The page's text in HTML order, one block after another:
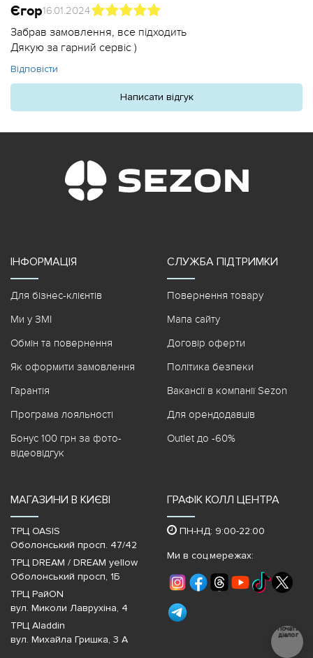
Єгор16.01.2024
Забрав замовлення, все підходить
Дякую за гарний сервіс )
Відповісти
Написати відгук
ІНФОРМАЦІЯ
Для бізнес-клієнтів
Ми у ЗМІ
Обмін та повернення
Як оформити замовлення
Гарантія
Програма лояльності
Бонус 100 грн за фото-
відеовідгук
СЛУЖБА ПІДТРИМКИ
Повернення товару
Мапа сайту
Договір оферти
Політика безпеки
Вакансії в компанії Sezon
Для орендодавців
Outlet до -60%
МАГАЗИНИ В КИЄВІ
ТРЦ OASIS
Оболонський просп. 47/42
ТРЦ DREAM / DREAM yellow
Оболонський просп, 1Б
ТРЦ РайON
вул. Миколи Лаврухіна, 4
ТРЦ Aladdin
вул. Михайла Гришка, 3 А
ГРАФІК КОЛЛ ЦЕНТРА
ПН-НД: 9:00-22:00
Ми в соц.мережах:
Почати
діалог